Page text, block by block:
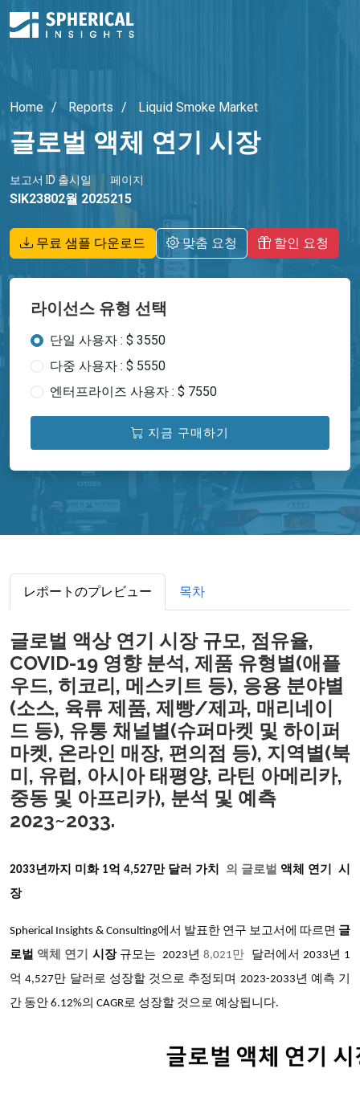
Home Reports Liquid Smoke Market
글로벌 액체 연기 시장
보고서 ID
SIK2380
출시일
2월 2025
페이지
215
무료 샘플 다운로드 맞춤 요청 할인 요청
라이선스 유형 선택
단일 사용자 : $ 3550
다중 사용자 : $ 5550
엔터프라이즈 사용자 : $ 7550
지금 구매하기
レポートのプレビュー 목차
글로벌 액상 연기 시장 규모, 점유율,
COVID-19 영향 분석, 제품 유형별(애플
우드, 히코리, 메스키트 등), 응용 분야별
(소스, 육류 제품, 제빵/제과, 매리네이
드 등), 유통 채널별(슈퍼마켓 및 하이퍼
마켓, 온라인 매장, 편의점 등), 지역별(북
미, 유럽, 아시아 태평양, 라틴 아메리카,
중동 및 아프리카), 분석 및 예측
2023~2033.
2033년까지 미화 1억 4,527만 달러 가치 의 글로벌 액체 연기
시
장
Spherical Insights & Consulting에서 발표한 연구 보고서에 따르면 글
로벌 액체 연기 시장규모는 2023년8,021만 달러에서 2033년 1
억 4,527만 달러로 성장할 것으로 추정되며 2023-2033년 예측 기
간 동안 6.12%의 CAGR로 성장할 것으로 예상됩니다.